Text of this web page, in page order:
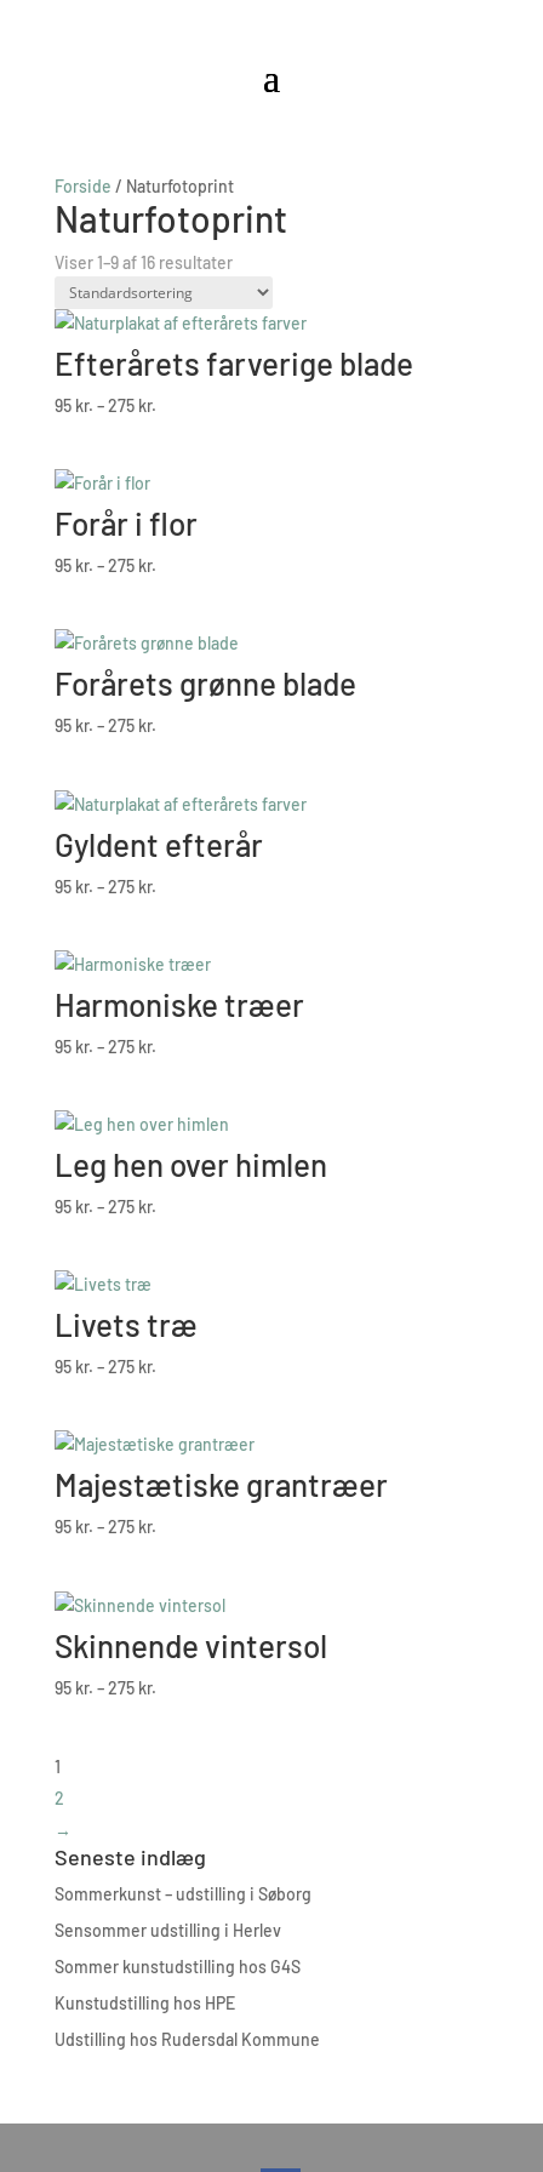
Forside / Naturfotoprint
Naturfotoprint
Viser 1–9 af 16 resultater
Efterårets farverige blade
95 kr. –275 kr.Prisinterval:
Forår i flor
95 kr. –275 kr.Prisinterval:
275 kr.
Forårets grønne blade
95 kr. –275 kr.Prisinterval:
275 kr.
Gyldent efterår
95 kr. –275 kr.Prisinterval:
275 kr.
Harmoniske træer
95 kr. –275 kr.Prisinterval:
275 kr.
Leg hen over himlen
95 kr. –275 kr.Prisinterval:
Livets træ
95 kr. –275 kr.Prisinterval:
275 kr.
Majestætiske grantræer
95 kr. –275 kr.Prisinterval:
275 kr.
Skinnende vintersol
95 kr. –275 kr.Prisinterval:
1
2
→
Seneste indlæg
Sommerkunst – udstilling i Søborg
Sensommer udstilling i Herlev
Sommer kunstudstilling hos G4S
Kunstudstilling hos HPE
Udstilling hos Rudersdal Kommune